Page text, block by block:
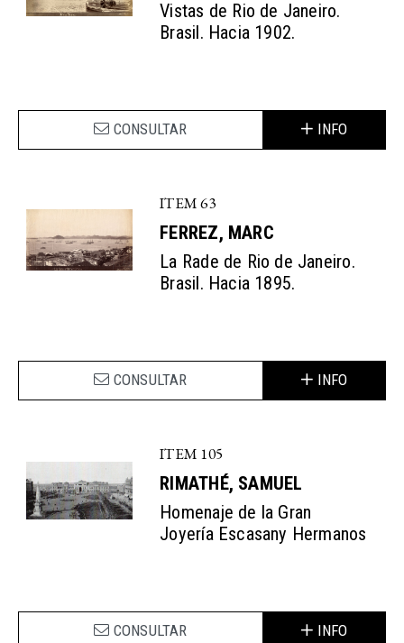
Vistas de Rio de Janeiro.
Brasil. Hacia 1902.
CONSULTAR INFO
ITEM 63
FERREZ, MARC
La Rade de Rio de Janeiro.
Brasil. Hacia 1895.
CONSULTAR INFO
ITEM 105
RIMATHÉ, SAMUEL
Homenaje de la Gran
Joyería Escasany Hermanos
CONSULTAR INFO